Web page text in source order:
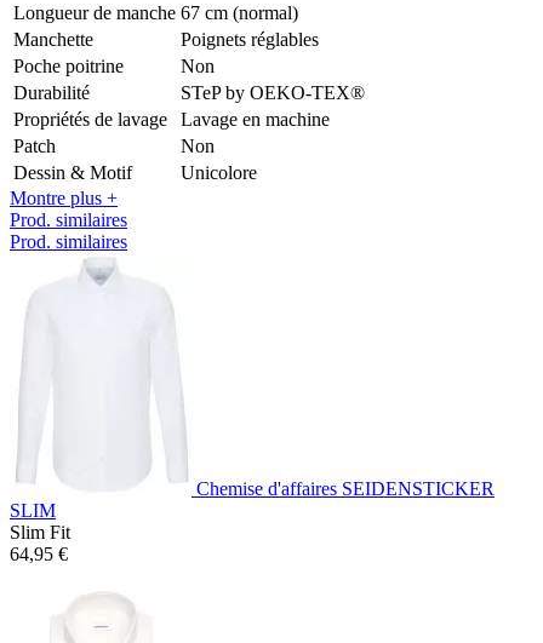
Longueur de manche 67 cm (normal)
Manchette
Poignets réglables
Poche poitrine
Non
Durabilité
STeP by OEKO-TEX®
Propriétés de lavage
Lavage en machine
Patch
Non
Dessin & Motif
Unicolore
Montre plus +
Prod. similaires
Prod. similaires
Chemise d'affaires SEIDENSTICKER
SLIM
Slim Fit
64,95 €